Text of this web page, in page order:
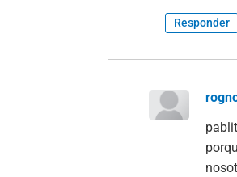
Responder